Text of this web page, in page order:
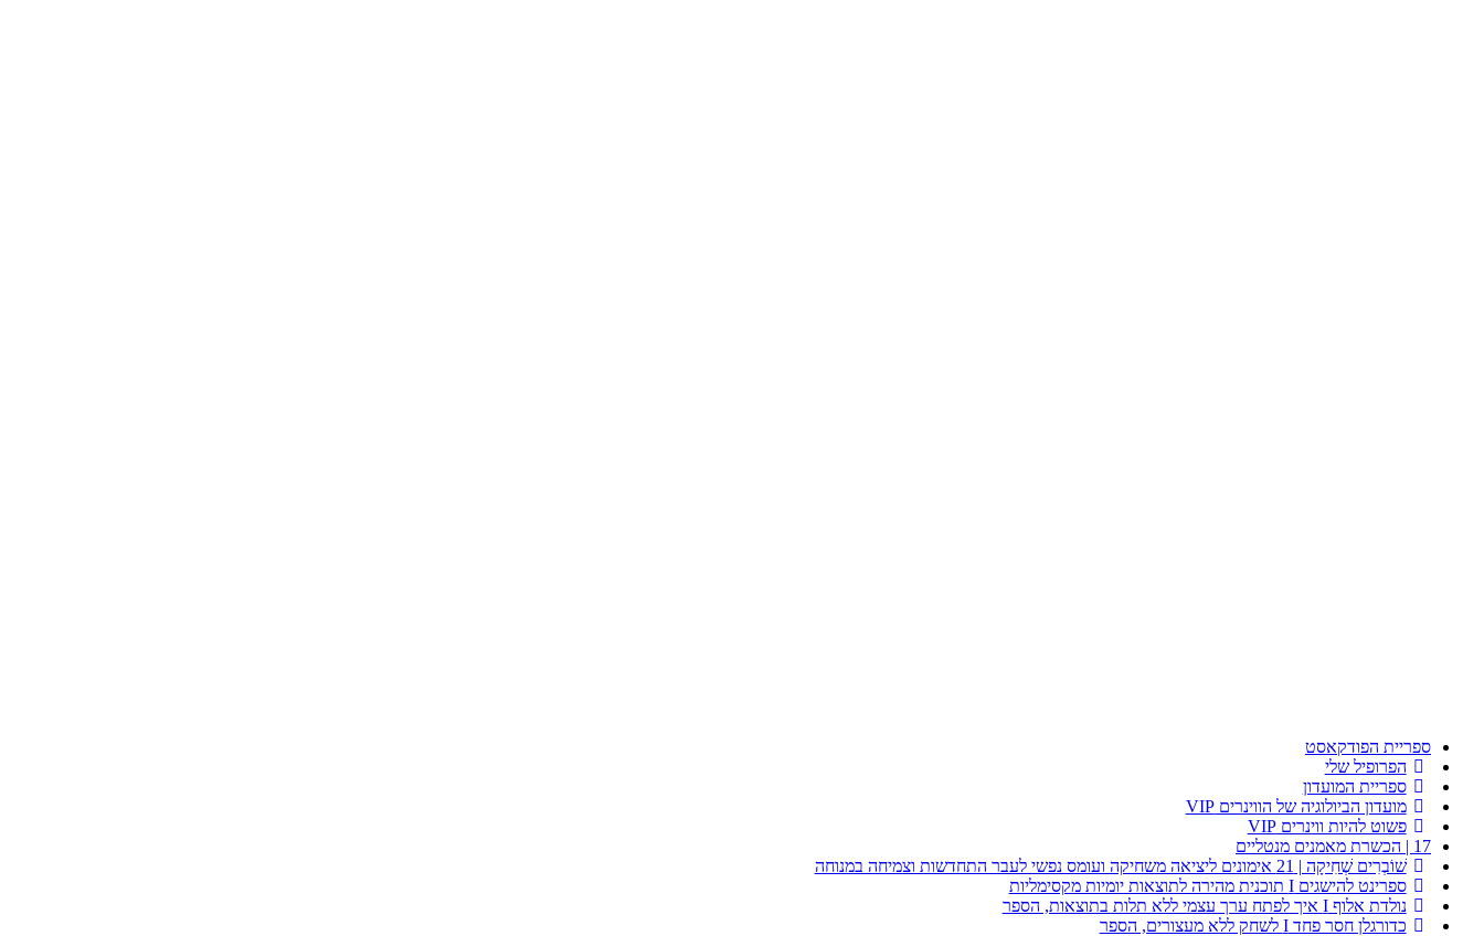
ספריית הפודקאסט
הפרופיל שלי
ספריית המועדון
מועדון הביולוגיה של הווינרים VIP
פשוט להיות ווינרים VIP
17 | הכשרת מאמנים מנטליים
שׁוֹבְרִים שְׁחִיקָה | 21 אימונים ליציאה משחיקה ועומס נפשי לעבר התחדשות וצמיחה במנוחה
ספרינט להישגים I תוכנית מהירה לתוצאות יומיות מקסימליות
נולדת אלוף I איך לפתח ערך עצמי ללא תלות בתוצאות, הספר
כדורגלן חסר פחד I לשחק ללא מעצורים, הספר